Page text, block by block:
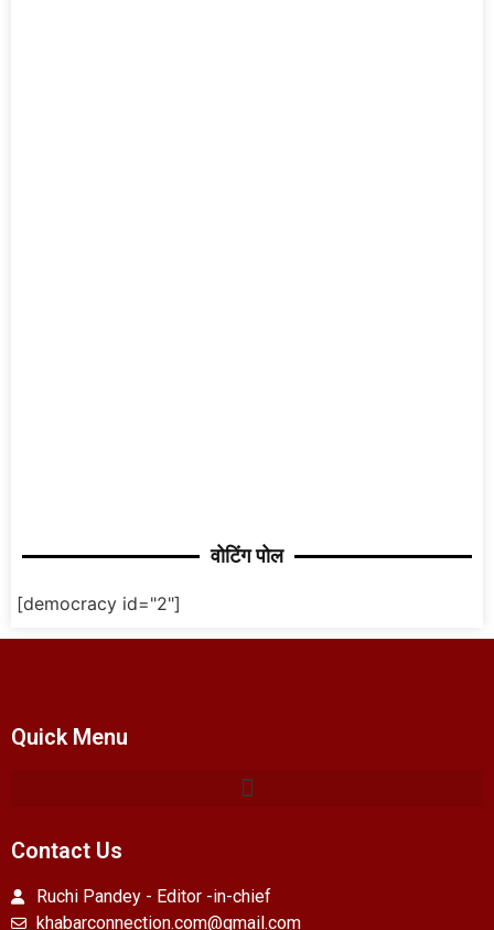
वोटिंग पोल
[democracy id="2"]
Quick Menu
Contact Us
Ruchi Pandey - Editor -in-chief
khabarconnection.com@gmail.com